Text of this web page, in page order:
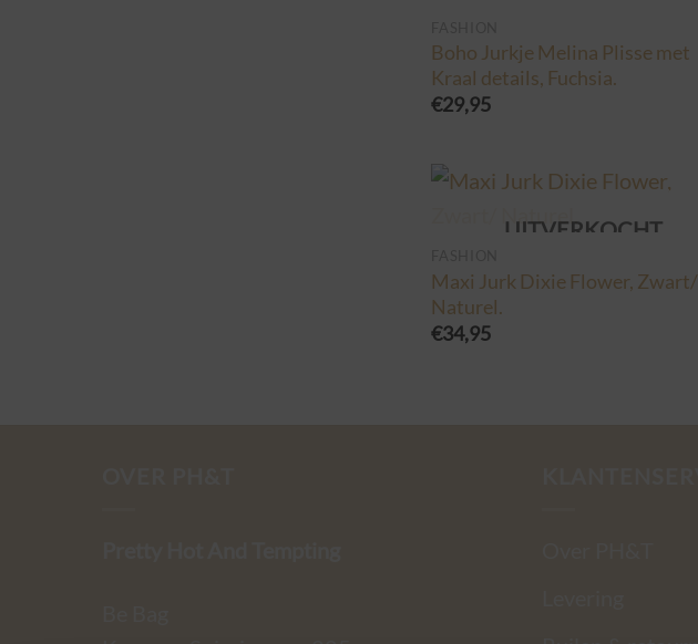
Boho Jurkje Melina Plisse met
Kraal details, Fuchsia.
€29,95
UITVERKOCHT
Maxi Jurk Dixie Flower, Zwart/
Naturel.
€34,95